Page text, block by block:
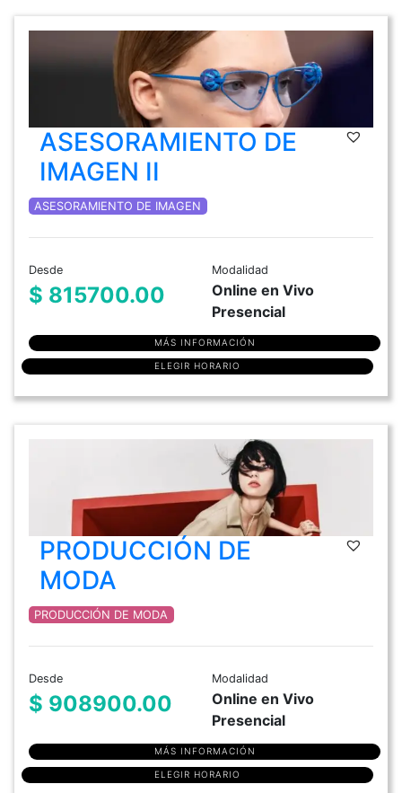
ASESORAMIENTO DE
IMAGEN II
ASESORAMIENTO DE IMAGEN
Desde
$ 815700.00
Modalidad
Online en Vivo
Presencial
MÁS INFORMACIÓN
ELEGIR HORARIO
PRODUCCIÓN DE
MODA
PRODUCCIÓN DE MODA
Desde
$ 908900.00
Modalidad
Online en Vivo
Presencial
MÁS INFORMACIÓN
ELEGIR HORARIO